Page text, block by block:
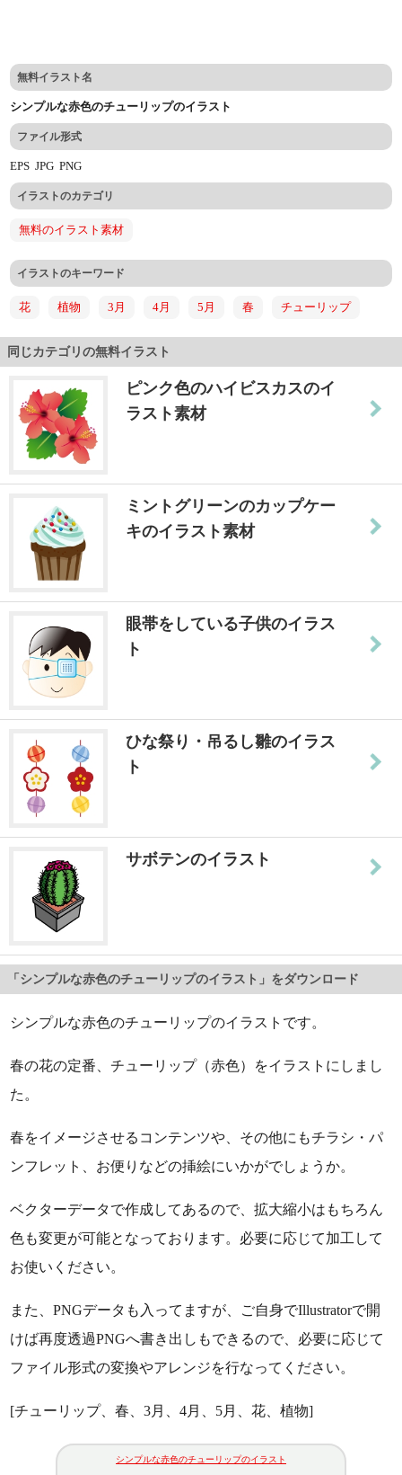
無料イラスト名
シンプルな赤色のチューリップのイラスト
ファイル形式
EPSJPGPNG
イラストのカテゴリ
無料のイラスト素材
イラストのキーワード
花 植物 3月 4月 5月 春 チューリップ
同じカテゴリの無料イラスト
ピンク色のハイビスカスのイ
ラスト素材
ミントグリーンのカップケー
キのイラスト素材
眼帯をしている子供のイラス
ト
ひな祭り・吊るし雛のイラス
ト
サボテンのイラスト
「シンプルな赤色のチューリップのイラスト」をダウンロード
シンプルな赤色のチューリップのイラストです。
春の花の定番、チューリップ（赤色）をイラストにしまし
た。
春をイメージさせるコンテンツや、その他にもチラシ・パ
ンフレット、お便りなどの挿絵にいかがでしょうか。
ベクターデータで作成してあるので、拡大縮小はもちろん
色も変更が可能となっております。必要に応じて加工して
お使いください。
また、PNGデータも入ってますが、ご自身でIllustratorで開
けば再度透過PNGへ書き出しもできるので、必要に応じて
ファイル形式の変換やアレンジを行なってください。
[チューリップ、春、3月、4月、5月、花、植物]
シンプルな赤色のチューリップのイラスト